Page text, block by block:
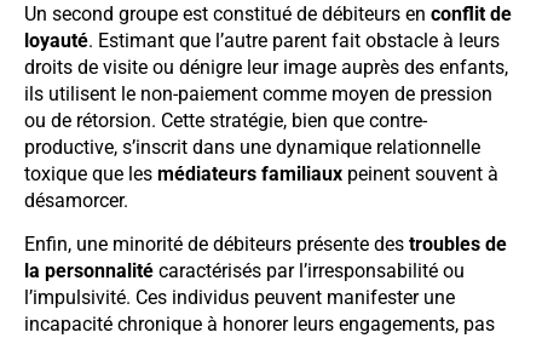
Un second groupe est constitué de débiteurs en conflit de
loyauté. Estimant que l’autre parent fait obstacle à leurs
droits de visite ou dénigre leur image auprès des enfants,
ils utilisent le non-paiement comme moyen de pression
ou de rétorsion. Cette stratégie, bien que contre-
productive, s’inscrit dans une dynamique relationnelle
toxique que les médiateurs familiaux peinent souvent à
désamorcer.
Enfin, une minorité de débiteurs présente des troubles de
la personnalité caractérisés par l’irresponsabilité ou
l’impulsivité. Ces individus peuvent manifester une
incapacité chronique à honorer leurs engagements, pas